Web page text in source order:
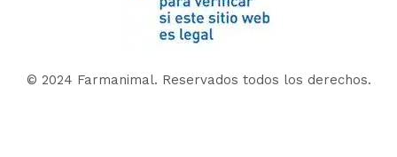
© 2024 Farmanimal. Reservados todos los derechos.